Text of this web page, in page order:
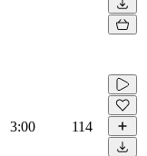
3:00 114